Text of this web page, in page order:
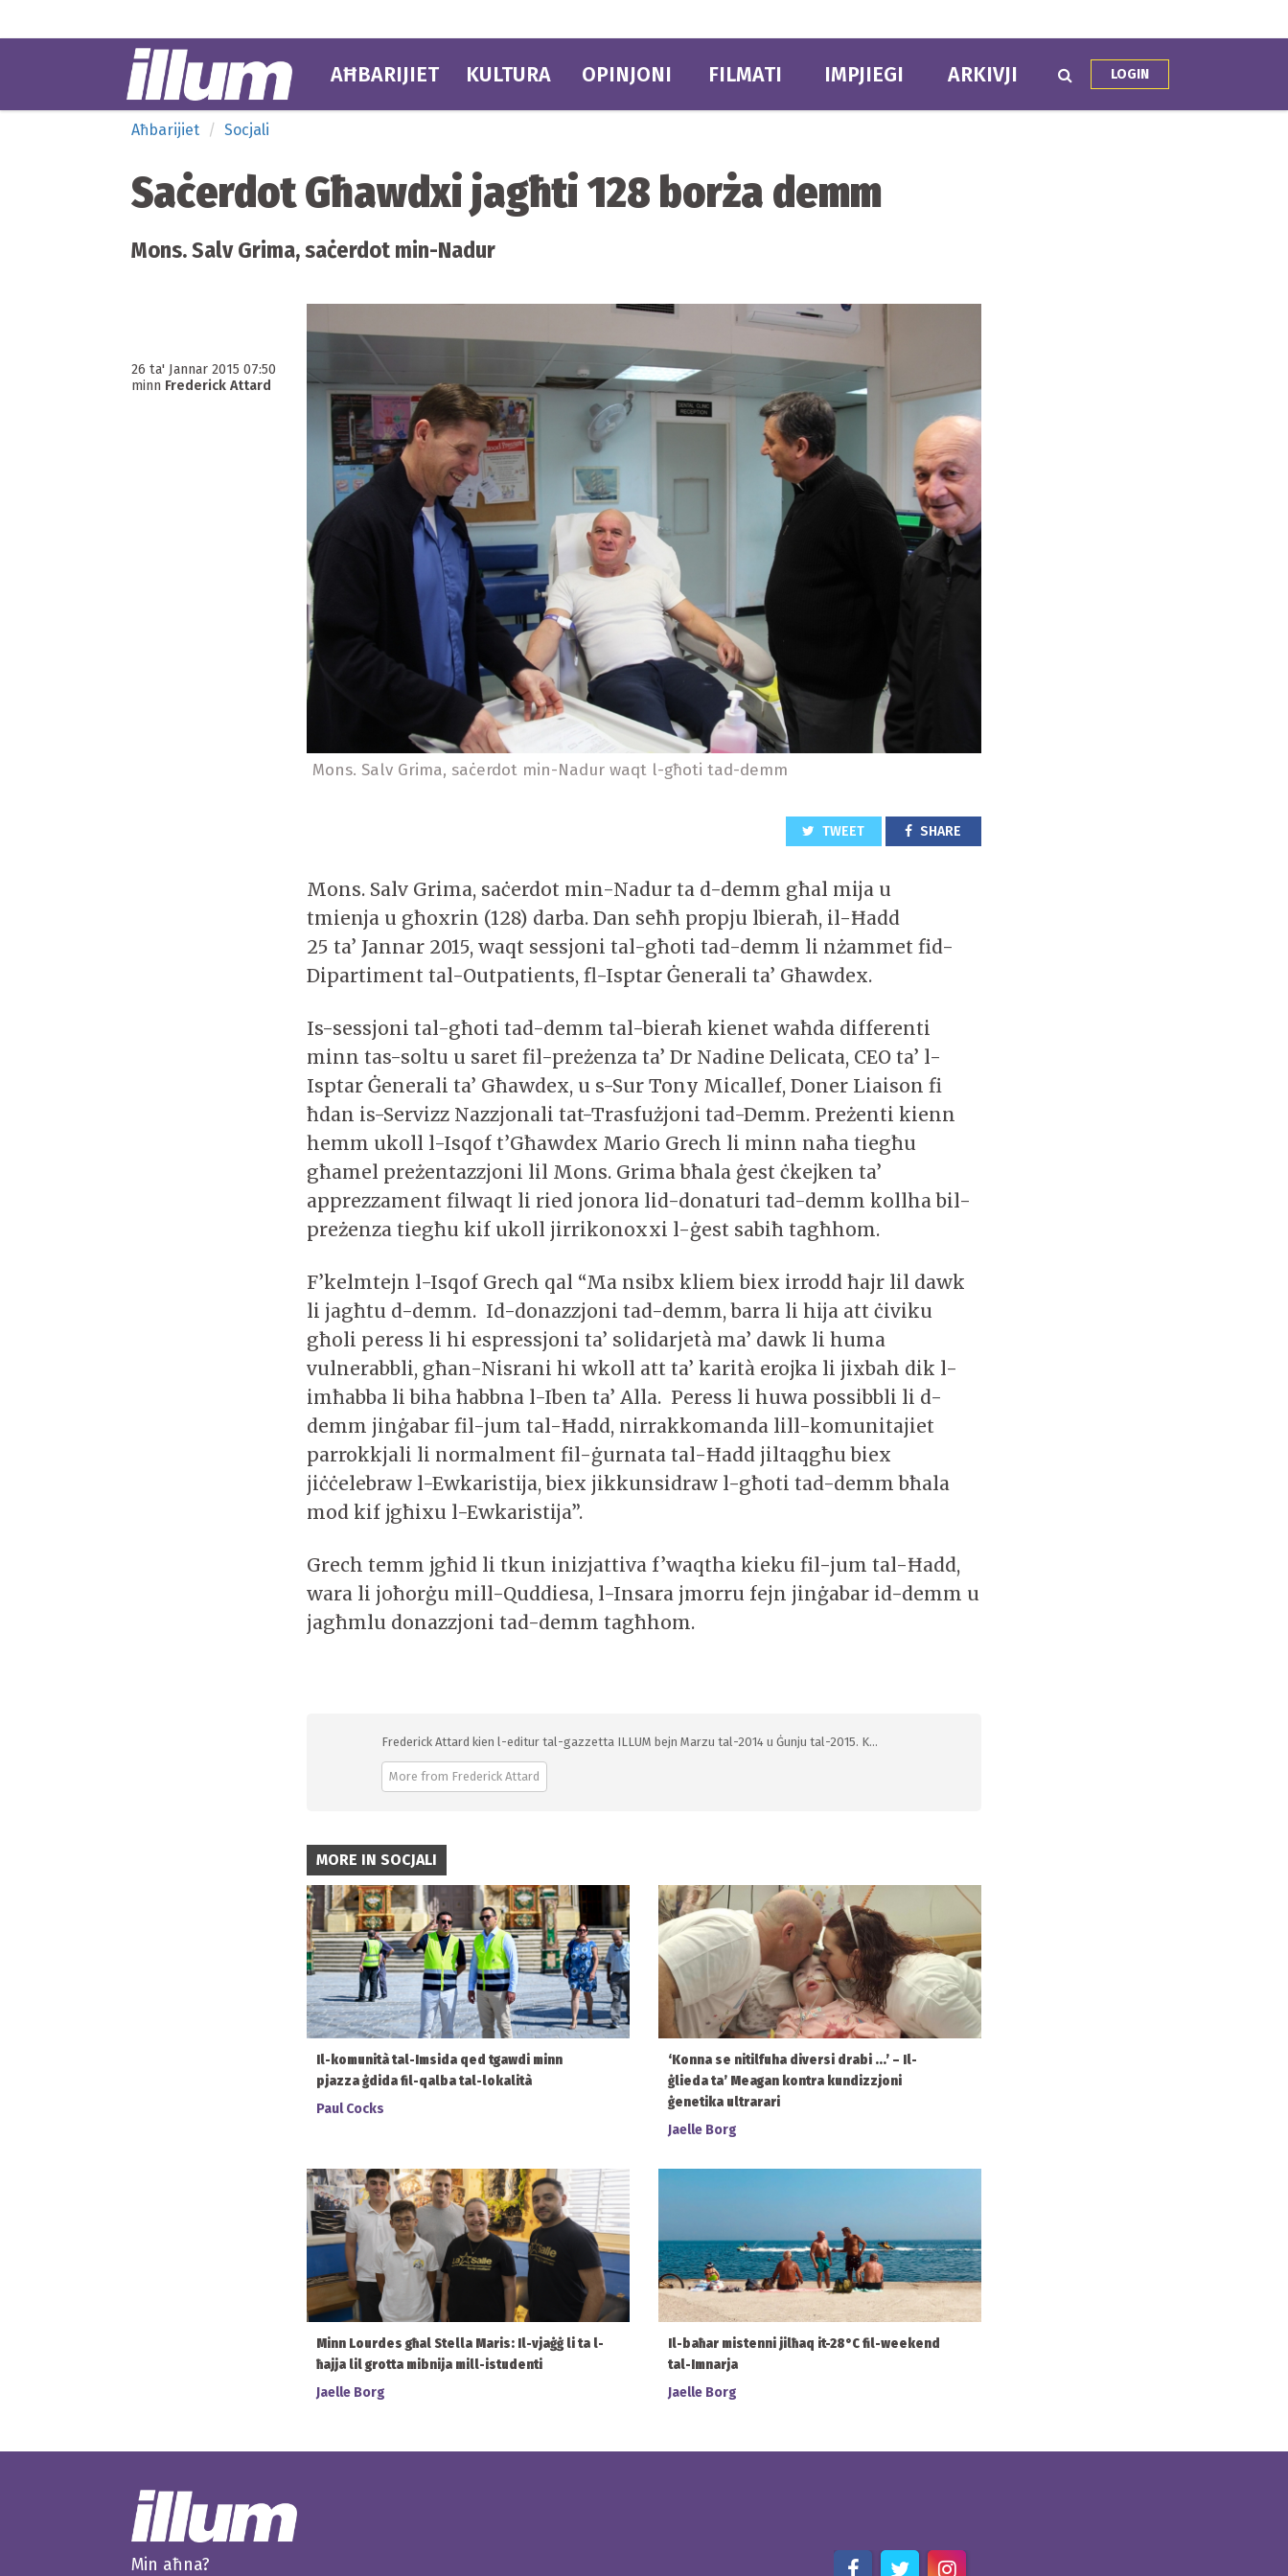
AĦBARIJIET KULTURA OPINJONI FILMATI IMPJIEGI ARKIVJI LOGIN
Aħbarijiet Socjali
Saċerdot Għawdxi jagħti 128 borża demm
Mons. Salv Grima, saċerdot min-Nadur
26 ta' Jannar 2015 07:50
minn Frederick Attard
Mons. Salv Grima, saċerdot min-Nadur waqt l-għoti tad-demm
TWEET SHARE
Mons. Salv Grima, saċerdot min-Nadur ta d-demm għal mija u
tmienja u għoxrin (128) darba. Dan seħħ propju lbieraħ, il-Ħadd
25 ta’ Jannar 2015, waqt sessjoni tal-għoti tad-demm li nżammet fid-
Dipartiment tal-Outpatients, fl-Isptar Ġenerali ta’ Għawdex.
Is-sessjoni tal-għoti tad-demm tal-bieraħ kienet waħda differenti
minn tas-soltu u saret fil-preżenza ta’ Dr Nadine Delicata, CEO ta’ l-
Isptar Ġenerali ta’ Għawdex, u s-Sur Tony Micallef, Doner Liaison fi
ħdan is-Servizz Nazzjonali tat-Trasfużjoni tad-Demm. Preżenti kienn
hemm ukoll l-Isqof t’Għawdex Mario Grech li minn naħa tiegħu
għamel preżentazzjoni lil Mons. Grima bħala ġest ċkejken ta’
apprezzament filwaqt li ried jonora lid-donaturi tad-demm kollha bil-
preżenza tiegħu kif ukoll jirrikonoxxi l-ġest sabiħ tagħhom.
F’kelmtejn l-Isqof Grech qal “Ma nsibx kliem biex irrodd ħajr lil dawk
li jagħtu d-demm. Id-donazzjoni tad-demm, barra li hija att ċiviku
għoli peress li hi espressjoni ta’ solidarjetà ma’ dawk li huma
vulnerabbli, għan-Nisrani hi wkoll att ta’ karità erojka li jixbah dik l-
imħabba li biha ħabbna l-Iben ta’ Alla. Peress li huwa possibbli li d-
demm jinġabar fil-jum tal-Ħadd, nirrakkomanda lill-komunitajiet
parrokkjali li normalment fil-ġurnata tal-Ħadd jiltaqgħu biex
jiċċelebraw l-Ewkaristija, biex jikkunsidraw l-għoti tad-demm bħala
mod kif jgħixu l-Ewkaristija”.
Grech temm jgħid li tkun inizjattiva f’waqtha kieku fil-jum tal-Ħadd,
wara li joħorġu mill-Quddiesa, l-Insara jmorru fejn jinġabar id-demm u
jagħmlu donazzjoni tad-demm tagħhom.
Frederick Attard kien l-editur tal-gazzetta ILLUM bejn Marzu tal-2014 u Ġunju tal-2015. K...
More from Frederick Attard
MORE IN SOCJALI
Il-komunità tal-Imsida qed tgawdi minn
pjazza ġdida fil-qalba tal-lokalità
Paul Cocks
‘Konna se nitilfuha diversi drabi ...’ – Il-
ġlieda ta’ Meagan kontra kundizzjoni
ġenetika ultrarari
Jaelle Borg
Minn Lourdes għal Stella Maris: Il-vjaġġ li ta l-
ħajja lil grotta mibnija mill-istudenti
Jaelle Borg
Il-baħar mistenni jilħaq it-28°C fil-weekend
tal-Imnarja
Jaelle Borg
Min aħna?